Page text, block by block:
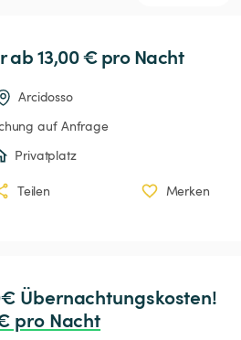
ab 13,00 € pro Nacht
Arcidosso
auf Anfrage
Privatplatz
Teilen Merken
pro Nacht